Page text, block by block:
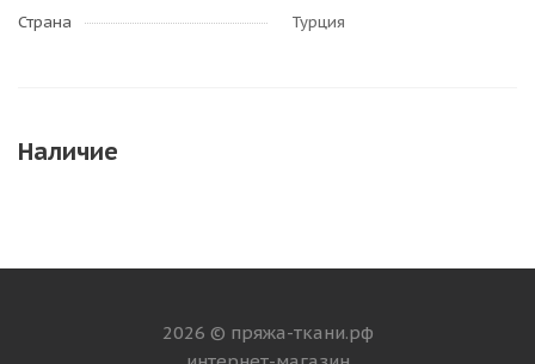
Страна
Турция
Наличие
2026 © пряжа-ткани.рф